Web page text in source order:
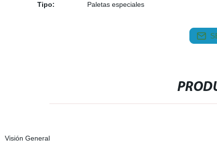
Tipo:
Paletas especiales
Visión General